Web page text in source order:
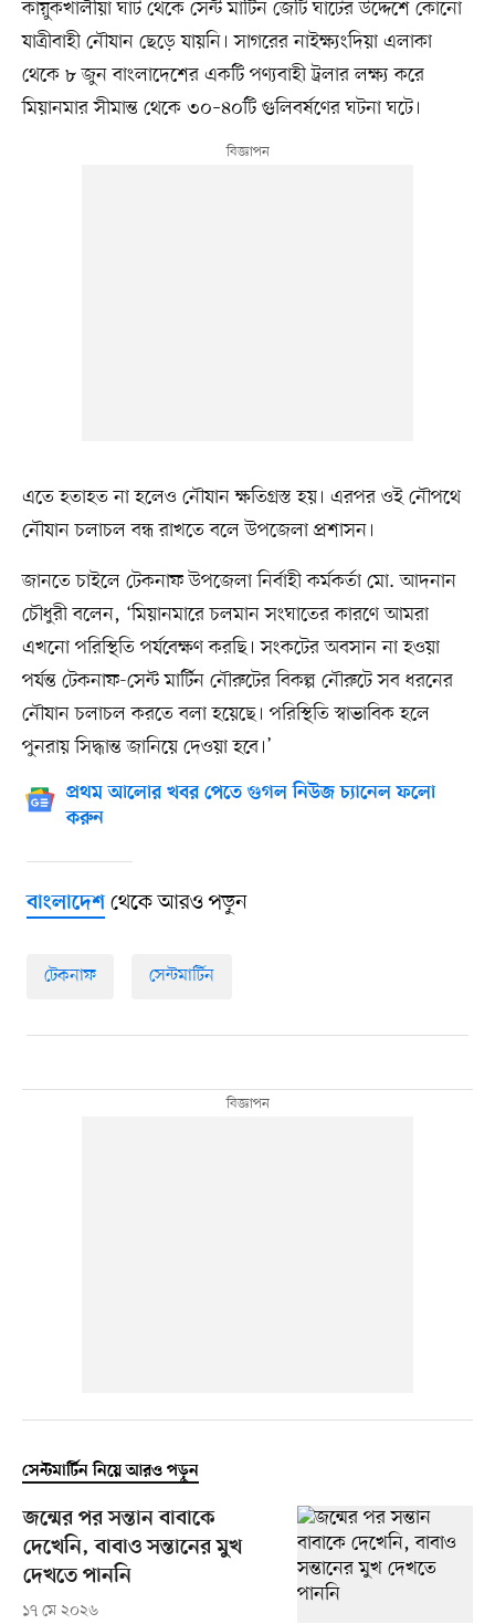
কায়ুকখালীয়া ঘাট থেকে সেন্ট মার্টিন জেটি ঘাটের উদ্দেশে কোনো
যাত্রীবাহী নৌযান ছেড়ে যায়নি। সাগরের নাইক্ষ্যংদিয়া এলাকা
থেকে ৮ জুন বাংলাদেশের একটি পণ্যবাহী ট্রলার লক্ষ্য করে
মিয়ানমার সীমান্ত থেকে ৩০–৪০টি গুলিবর্ষণের ঘটনা ঘটে।
এতে হতাহত না হলেও নৌযান ক্ষতিগ্রস্ত হয়। এরপর ওই নৌপথে
নৌযান চলাচল বন্ধ রাখতে বলে উপজেলা প্রশাসন।
জানতে চাইলে টেকনাফ উপজেলা নির্বাহী কর্মকর্তা মো. আদনান
চৌধুরী বলেন, ‘মিয়ানমারে চলমান সংঘাতের কারণে আমরা
এখনো পরিস্থিতি পর্যবেক্ষণ করছি। সংকটের অবসান না হওয়া
পর্যন্ত টেকনাফ-সেন্ট মার্টিন নৌরুটের বিকল্প নৌরুটে সব ধরনের
নৌযান চলাচল করতে বলা হয়েছে। পরিস্থিতি স্বাভাবিক হলে
পুনরায় সিদ্ধান্ত জানিয়ে দেওয়া হবে।’
প্রথম আলোর খবর পেতে গুগল নিউজ চ্যানেল ফলো
করুন
বাংলাদেশথেকে আরও পড়ুন
টেকনাফ সেন্টমার্টিন
সেন্টমার্টিন নিয়ে আরও পড়ুন
জন্মের পর সন্তান বাবাকে
দেখেনি, বাবাও সন্তানের মুখ
দেখতে পাননি
১৭ মে ২০২৬